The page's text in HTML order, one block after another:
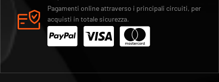
Pagamenti online attraverso i principali circuiti, per
acquisti in totale sicurezza.